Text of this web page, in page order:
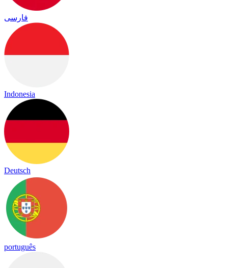
فارسی
Indonesia
Deutsch
português